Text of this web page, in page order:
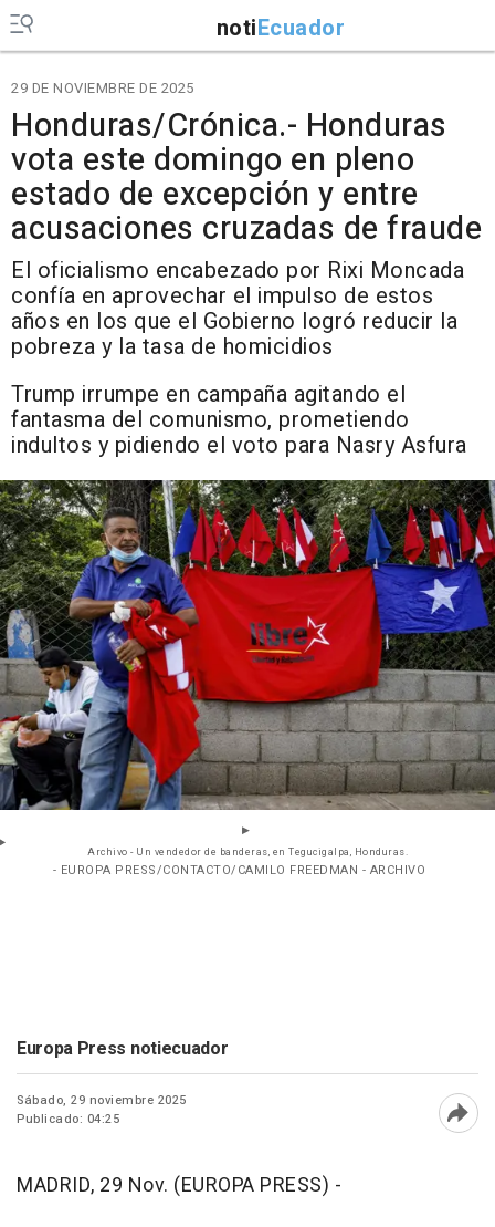
notiEcuador
29 DE NOVIEMBRE DE 2025
Honduras/Crónica.- Honduras
vota este domingo en pleno
estado de excepción y entre
acusaciones cruzadas de fraude
El oficialismo encabezado por Rixi Moncada
confía en aprovechar el impulso de estos
años en los que el Gobierno logró reducir la
pobreza y la tasa de homicidios
Trump irrumpe en campaña agitando el
fantasma del comunismo, prometiendo
indultos y pidiendo el voto para Nasry Asfura
Archivo - Un vendedor de banderas, en Tegucigalpa, Honduras.
- EUROPA PRESS/CONTACTO/CAMILO FREEDMAN - ARCHIVO
Europa Press notiecuador
Sábado, 29 noviembre 2025
Publicado: 04:25
MADRID, 29 Nov. (EUROPA PRESS) -